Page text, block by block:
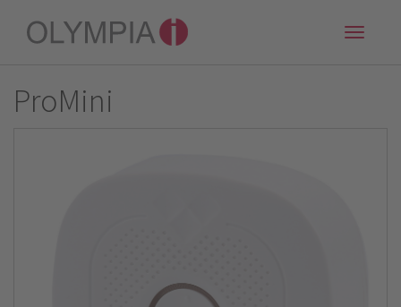
Toggle
ProMini